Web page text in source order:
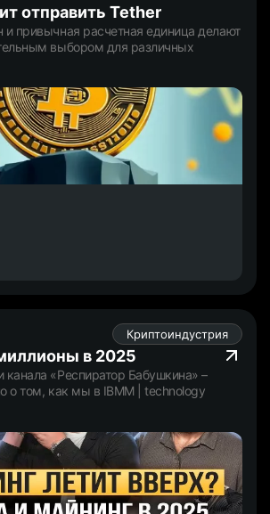
отправить Tether
и привычная расчетная единица делают
выбором для различных
Криптоиндустрия
в 2025
канала «Респиратор Бабушкина» –
о том, как мы в IBMM | technology